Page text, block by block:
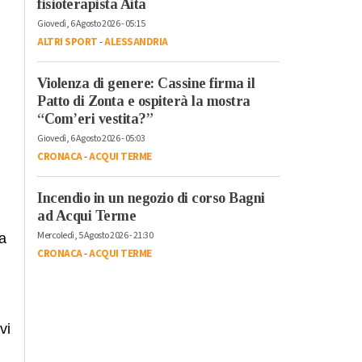
fisioterapista Aita
Giovedì, 6 Agosto 2026 - 05:15
ALTRI SPORT-ALESSANDRIA
Violenza di genere: Cassine firma il
Patto di Zonta e ospiterà la mostra
“Com’eri vestita?”
Giovedì, 6 Agosto 2026 - 05:03
CRONACA-ACQUI TERME
Incendio in un negozio di corso Bagni
ad Acqui Terme
Mercoledì, 5 Agosto 2026 - 21:30
CRONACA-ACQUI TERME